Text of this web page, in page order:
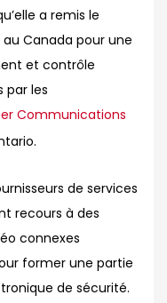
a remis le
Canada pour une
et contrôle
par les
Communications
de services
recours à des
connexes
former une partie
de sécurité.